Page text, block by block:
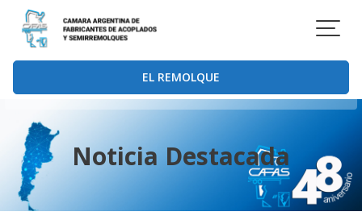
Saltar
contenido
EL REMOLQUE
Noticia Destacada